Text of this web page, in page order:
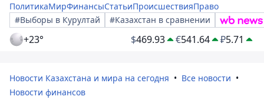
ПолитикаМирФинансыСтатьиПроисшествияПраво
#Выборы в Курултай
#Казахстан в сравнении
+23° $469.93 €541.64 ₽5.71
Новости Казахстана и мира на сегодня
Все новости
Новости финансов